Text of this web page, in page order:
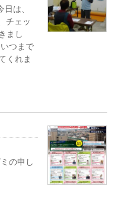
は、
チェッ
まし
つまで
くれま
の申し